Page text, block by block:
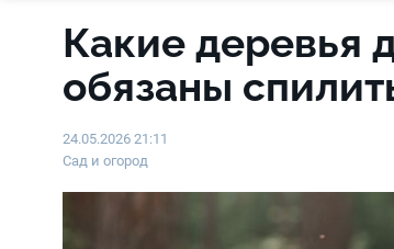
Какие деревья
обязаны
24.05.2026 21:11
Сад и огород